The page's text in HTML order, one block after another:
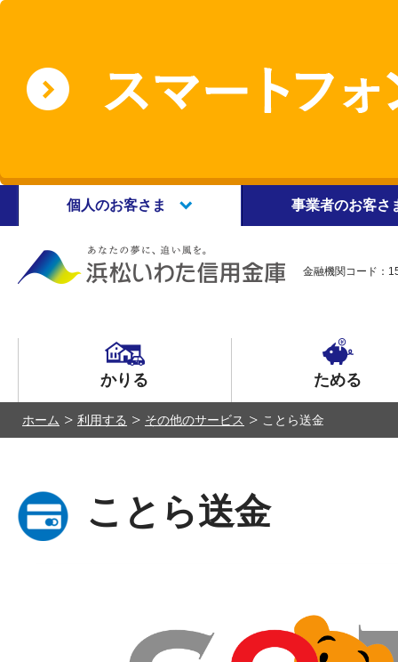
個人のお客さま 事業者のお客さ
金融機関コード：
かりる ためる
ホーム 利用する その他のサービス ことら送金
ことら送金